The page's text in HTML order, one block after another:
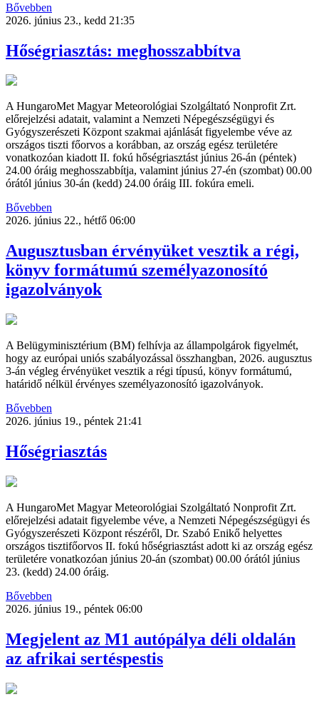
Bővebben
2026. június 23., kedd 21:35
Hőségriasztás: meghosszabbítva
A HungaroMet Magyar Meteorológiai Szolgáltató Nonprofit Zrt.
előrejelzési adatait, valamint a Nemzeti Népegészségügyi és
Gyógyszerészeti Központ szakmai ajánlását figyelembe véve az
országos tiszti főorvos a korábban, az ország egész területére
vonatkozóan kiadott II. fokú hőségriasztást június 26-án (péntek)
24.00 óráig meghosszabbítja, valamint június 27-én (szombat) 00.00
órától június 30-án (kedd) 24.00 óráig III. fokúra emeli.
Bővebben
2026. június 22., hétfő 06:00
Augusztusban érvényüket vesztik a régi,
könyv formátumú személyazonosító
igazolványok
A Belügyminisztérium (BM) felhívja az állampolgárok figyelmét,
hogy az európai uniós szabályozással összhangban, 2026. augusztus
3-án végleg érvényüket vesztik a régi típusú, könyv formátumú,
határidő nélkül érvényes személyazonosító igazolványok.
Bővebben
2026. június 19., péntek 21:41
Hőségriasztás
A HungaroMet Magyar Meteorológiai Szolgáltató Nonprofit Zrt.
előrejelzési adatait figyelembe véve, a Nemzeti Népegészségügyi és
Gyógyszerészeti Központ részéről, Dr. Szabó Enikő helyettes
országos tisztifőorvos II. fokú hőségriasztást adott ki az ország egész
területére vonatkozóan június 20-án (szombat) 00.00 órától június
23. (kedd) 24.00 óráig.
Bővebben
2026. június 19., péntek 06:00
Megjelent az M1 autópálya déli oldalán
az afrikai sertéspestis